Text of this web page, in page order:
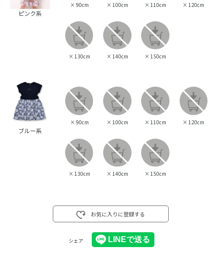
ピンク系
× 90cm × 100cm × 110cm × 120cm
× 130cm × 140cm × 150cm
ブルー系
× 90cm × 100cm × 110cm × 120cm
× 130cm × 140cm × 150cm
お気に入りに登録する
シェア